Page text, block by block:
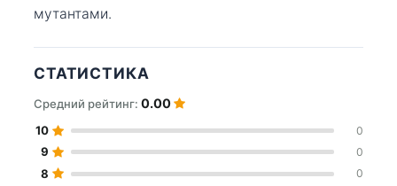
мутантами.
СТАТИСТИКА
Средний рейтинг: 0.00
10 0
9 0
8 0